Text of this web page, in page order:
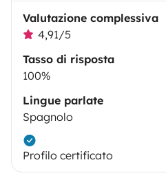
Valutazione complessiva
4,91/5
Tasso di risposta
100%
Lingue parlate
Spagnolo
Profilo certificato